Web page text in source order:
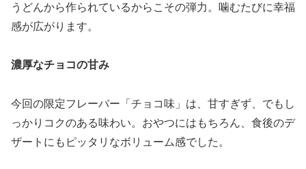
うどんから作られているからこその弾力。噛むたびに幸福
感が広がります。
濃厚なチョコの甘み
今回の限定フレーバー「チョコ味」は、甘すぎず、でもし
っかりコクのある味わい。おやつにはもちろん、食後のデ
ザートにもピッタリなボリューム感でした。